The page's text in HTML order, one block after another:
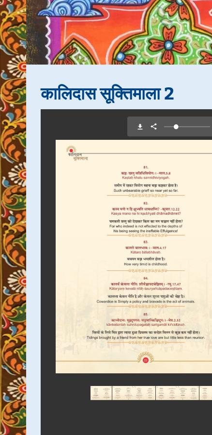
कालिदास सूक्तिमाला 2